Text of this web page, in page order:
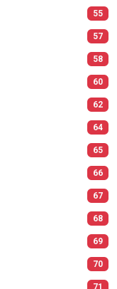
55
57
58
60
62
64
65
66
67
68
69
70
71